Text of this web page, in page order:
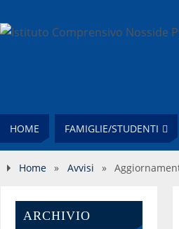
HOME FAMIGLIE/STUDENTI
Home » Avvisi »
ARCHIVIO